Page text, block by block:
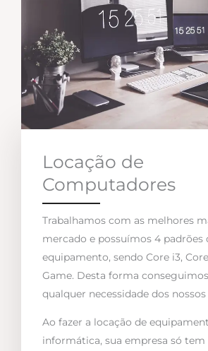
Locação de
Computadores
Trabalhamos com as melhores
mercado e possuímos 4 padrões
equipamento, sendo Core i3,
Game. Desta forma
qualquer necessidade dos
Ao fazer a locação de
informática, sua empresa só tem